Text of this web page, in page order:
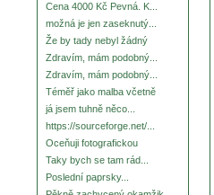
Cena 4000 Kč Pevná. K...
možná je jen zaseknutý...
Že by tady nebyl žádný
Zdravím, mám podobný...
Zdravím, mám podobný...
Téměř jako malba včetně
já jsem tuhně něco...
https://sourceforge.net/...
Oceňuji fotografickou
Taky bych se tam rád...
Poslední paprsky...